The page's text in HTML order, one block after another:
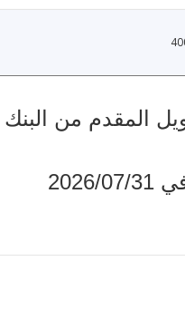
من البنك الدولي
31